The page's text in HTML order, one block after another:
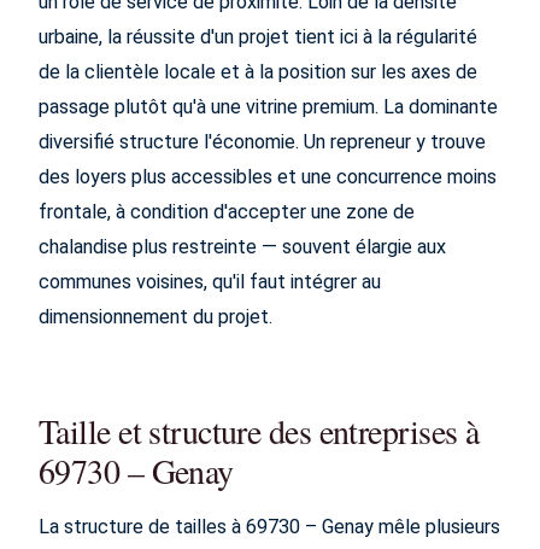
urbaine, la réussite d'un projet tient ici à la régularité
de la clientèle locale et à la position sur les axes de
passage plutôt qu'à une vitrine premium. La dominante
diversifié structure l'économie. Un repreneur y trouve
des loyers plus accessibles et une concurrence moins
frontale, à condition d'accepter une zone de
chalandise plus restreinte — souvent élargie aux
communes voisines, qu'il faut intégrer au
dimensionnement du projet.
Taille et structure des entreprises à
69730 – Genay
La structure de tailles à 69730 – Genay mêle plusieurs